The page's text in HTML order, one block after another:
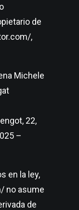
de
,
Michele
22,
–
en la ley,
no asume
de